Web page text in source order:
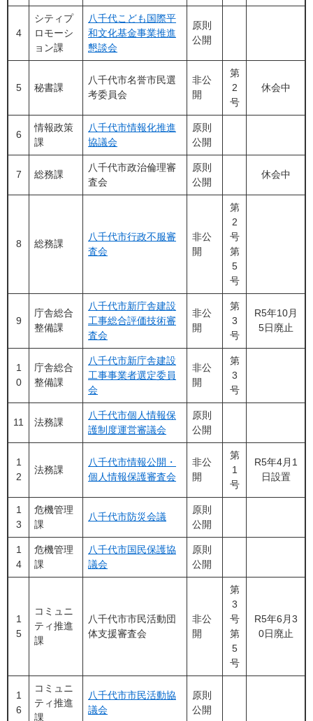
4
シティプ
ロモーシ
ョン課
八千代こども国際平
和文化基金事業推進
懇談会
原則
公開
5 秘書課
八千代市名誉市民選
考委員会
非公
開
第
2
号
休会中
6
情報政策
課
八千代市情報化推進
協議会
原則
公開
7 総務課
八千代市政治倫理審
査会
原則
公開
休会中
8 総務課
八千代市行政不服審
査会
非公
開
第
2
号
第
5
号
9
庁舎総合
整備課
八千代市新庁舎建設
工事総合評価技術審
査会
非公
開
第
3
号
R5年10月
5日廃止
1
0
庁舎総合
整備課
八千代市新庁舎建設
工事事業者選定委員
会​
非公
開
第
3
号
11 法務課
八千代市個人情報保
護制度運営審議会
原則
公開
1
2
法務課
八千代市情報公開・
個人情報保護審査会
非公
開
第
1
号
R5年4月1
日設置
1
3
危機管理
課
八千代市防災会議
原則
公開
1
4
危機管理
課
八千代市国民保護協
議会
原則
公開
1
5
コミュニ
ティ推進
課
八千代市市民活動団
体支援審査会
非公
開
第
3
号
第
5
号
R5年6月3
0日廃止
1
6
コミュニ
ティ推進
課
八千代市市民活動協
議会
原則
公開